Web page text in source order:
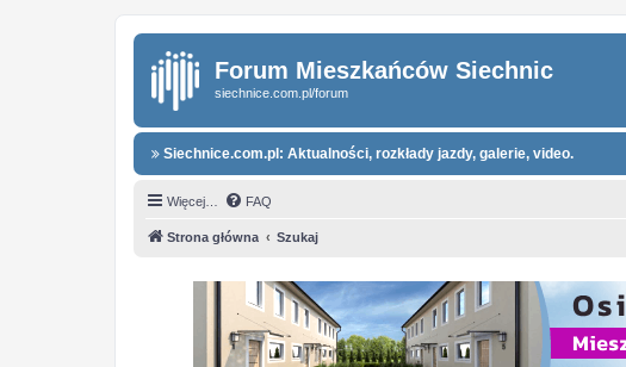
Forum Mieszkańców Siechnic
siechnice.com.pl/forum
Siechnice.com.pl: Aktualności, rozkłady jazdy, galerie, video.
Więcej… FAQ
Strona główna Szukaj